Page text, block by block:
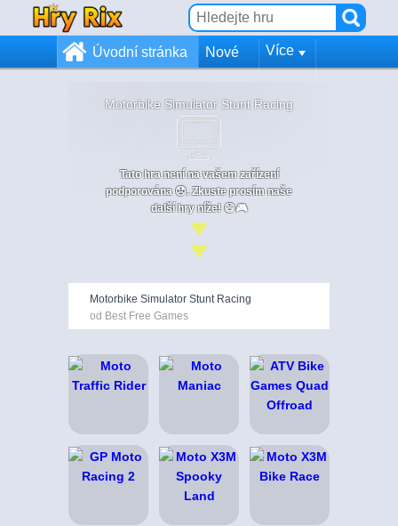
Úvodní stránka Nové Více
Motorbike Simulator Stunt Racing
Tato hra není na vašem zařízení
podporována 😞. Zkuste prosím naše
další hry níže! 😄🎮
Motorbike Simulator Stunt Racing
od Best Free Games